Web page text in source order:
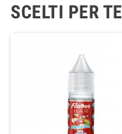
SCELTI PER TE